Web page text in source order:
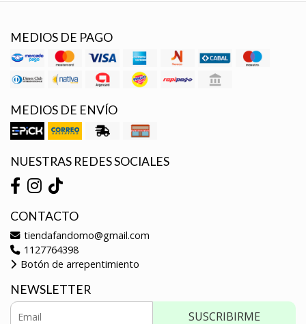
MEDIOS DE PAGO
MEDIOS DE ENVÍO
NUESTRAS REDES SOCIALES
CONTACTO
tiendafandomo@gmail.com
1127764398
Botón de arrepentimiento
NEWSLETTER
SUSCRIBIRME